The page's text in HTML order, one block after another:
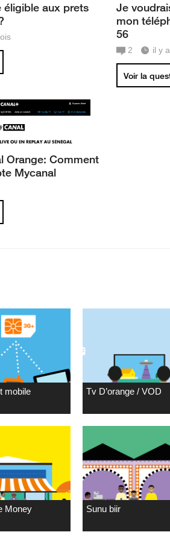
éligible aux prets
Je
mon
56
2 il y
Voir la
Orange: Comment
Mycanal
mobile Tv D’orange / VOD
Money Sunu biir